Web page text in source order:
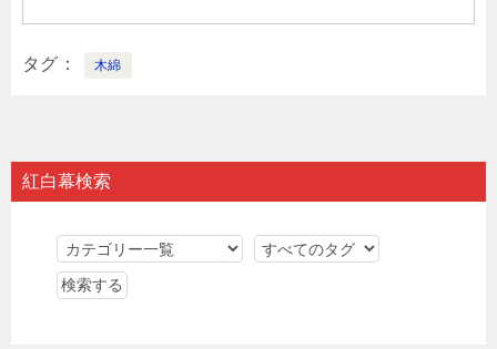
タグ 木綿
紅白幕検索